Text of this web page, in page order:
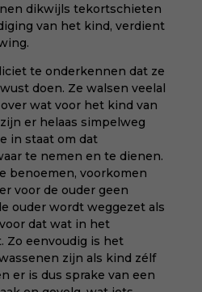
dikwijls tekortschieten
van het kind, verdient
te onderkennen dat ze
doen. Ze walsen veelal
wat voor het kind van
er helaas simpelweg
in staat om dat
te nemen en te dienen.
benoemen, voorkomen
voor de ouder geen
ouder wordt weggezet als
voor dat wat in het
Zo eenvoudig is het
zijn als kind zélf
er is dus sprake van een